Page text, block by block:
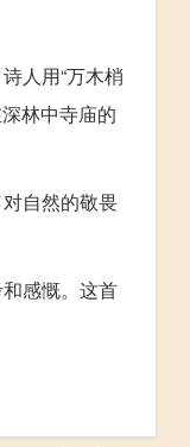
人用“万木梢
林中寺庙的
自然的敬畏
感慨。这首